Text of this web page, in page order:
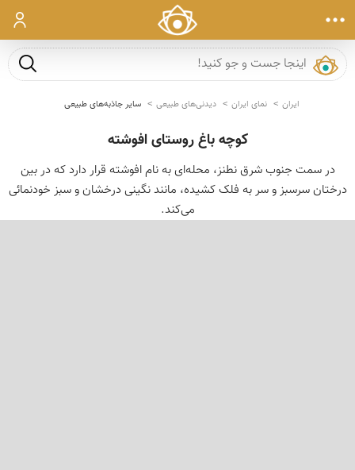
ورود
جست و
ایران نمای ایران دیدنی‌های طبیعی سایر جاذبه‌های طبیعی
کوچه باغ روستای افوشته
در سمت جنوب شرق نطنز، محله‌ای به نام افوشته قرار دارد که در بین
درختان سرسبز و سر به فلک کشیده، مانند نگینی درخشان و سبز خودنمائی
می‌کند.